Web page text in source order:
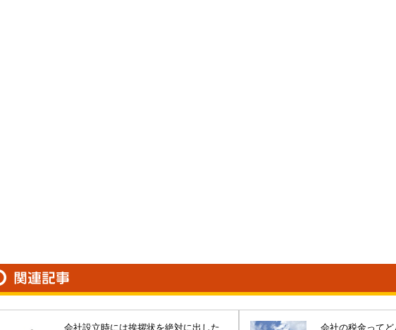
会社設立時には挨拶状を絶対に出した
会社の税金って